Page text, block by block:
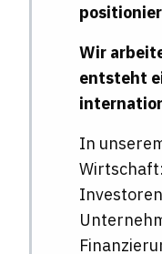
Wir
entsteht
In